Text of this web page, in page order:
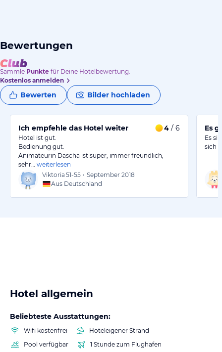
Bewertungen
Sammle Punkte für Deine Hotelbewertung.
Kostenlos anmelden
Bewerten Bilder hochladen
Ich empfehle das Hotel weiter 4 / 6
Hotel ist gut.
Bedienung gut.
Animateurin Dascha ist super, immer freundlich,
sehr…
weiterlesen
Viktoria 51-55 • September 2018
Aus Deutschland
Es
Es
sich
Hotel allgemein
Beliebteste Ausstattungen:
Wifi kostenfrei
Hoteleigener Strand
Pool verfügbar
1 Stunde zum Flughafen